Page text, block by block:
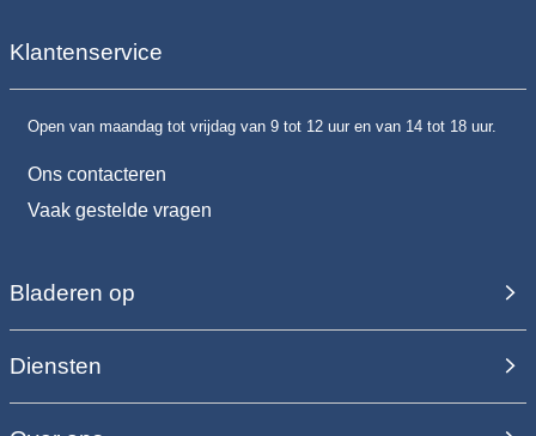
Klantenservice
Open van maandag tot vrijdag van 9 tot 12 uur en van 14 tot 18 uur.
Ons contacteren
Vaak gestelde vragen
Bladeren op
Diensten